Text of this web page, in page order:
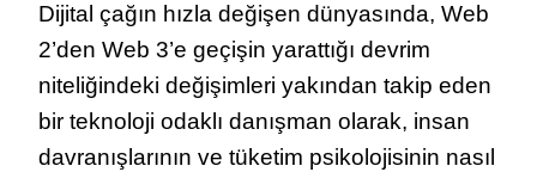
VE
GÖRÜNMEZ
ALGORITMASI
Dijital çağın hızla değişen dünyasında, Web
2’den Web 3’e geçişin yarattığı devrim
niteliğindeki değişimleri yakından takip eden
bir teknoloji odaklı danışman olarak, insan
davranışlarının ve tüketim psikolojisinin nasıl